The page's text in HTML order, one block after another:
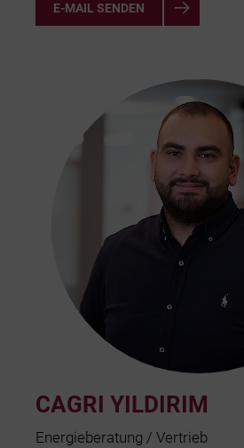
E-MAIL SENDEN
CAGRI YILDIRIM
Energieberatung / Vertrieb